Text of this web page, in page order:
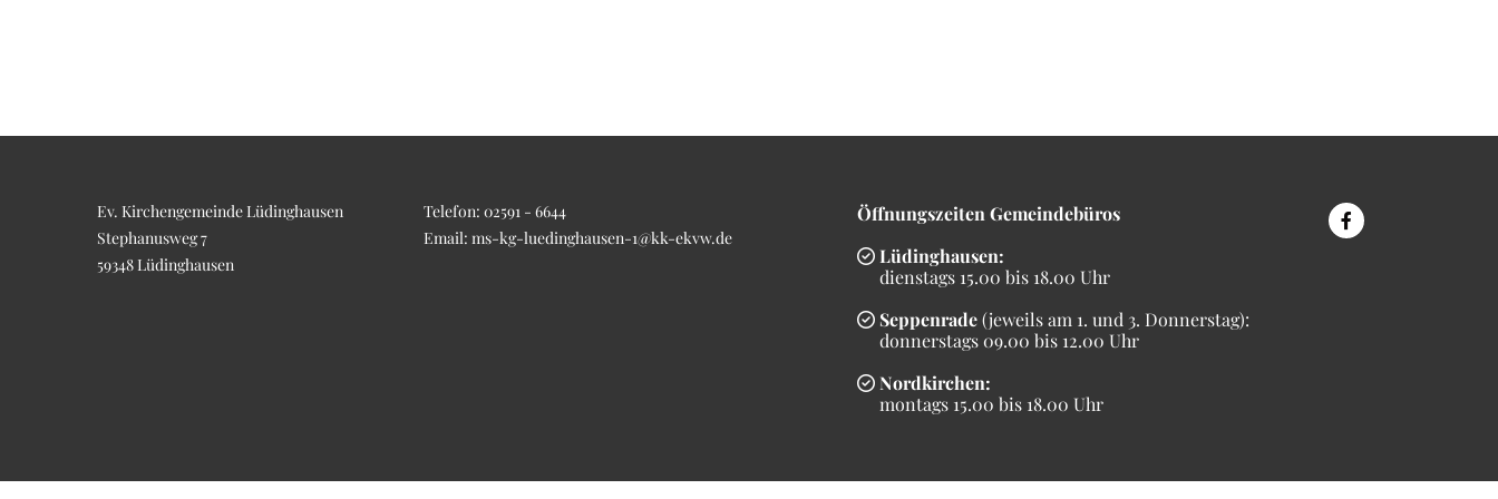
Ev. Kirchengemeinde Lüdinghausen
Stephanusweg 7
59348 Lüdinghausen
Telefon: 02591 - 6644
Email: ms-kg-luedinghausen-1@kk-ekvw.de
Öffnungszeiten Gemeindebüros
 Lüdinghausen:
dienstags 15.00 bis 18.00 Uhr
 Seppenrade(jeweils am 1. und 3. Donnerstag):
donnerstags 09.00 bis 12.00 Uhr
 Nordkirchen:
montags 15.00 bis 18.00 Uhr